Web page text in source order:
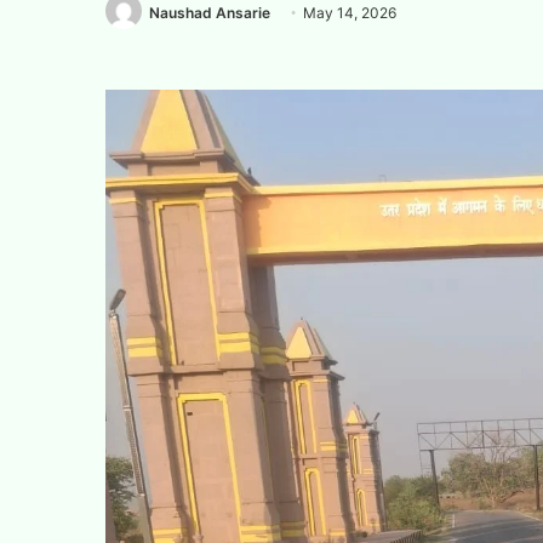
Naushad Ansarie May 14, 2026